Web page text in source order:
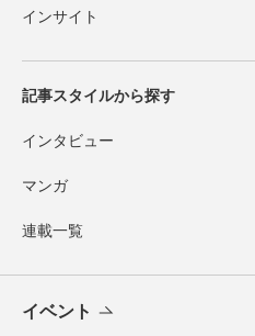
インサイト
記事スタイルから探す
インタビュー
マンガ
連載一覧
イベント